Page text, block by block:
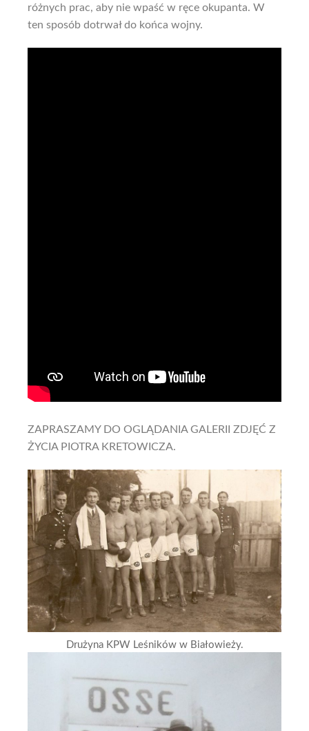
różnych prac, aby nie wpaść w ręce okupanta. W
ten sposób dotrwał do końca wojny.
ZAPRASZAMY DO OGLĄDANIA GALERII ZDJĘĆ Z
ŻYCIA PIOTRA KRETOWICZA.
Drużyna KPW Leśników w Białowieży.